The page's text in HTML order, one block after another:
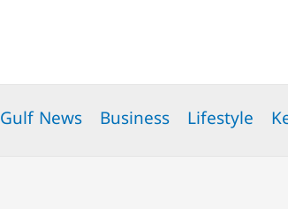
Gulf News Business Lifestyle